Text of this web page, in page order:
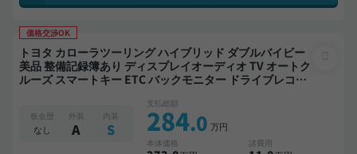
価格交渉OK
トヨタ カローラツーリング ハイブリッド ダブルバイビー
美品 整備記録簿あり ディスプレイオーディオ TV オートク
ルーズ スマートキー ETC バックモニター ドライブレコー
板金歴
なし
外装
A
内装
S
支払総額
284.0 万円
本体価格 諸費用